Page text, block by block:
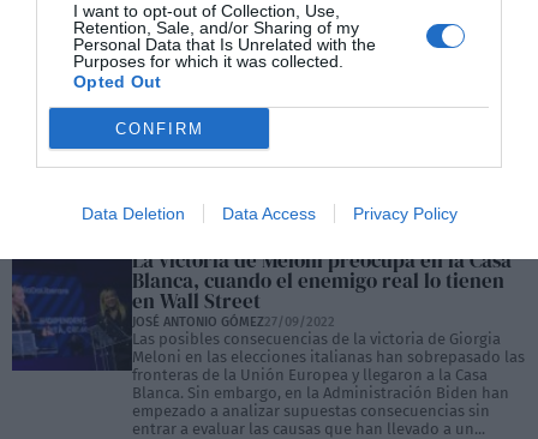
I want to opt-out of Collection, Use,
Retention, Sale, and/or Sharing of my
Personal Data that Is Unrelated with the
Purposes for which it was collected.
Opted Out
CONFIRM
Data Deletion Data Access Privacy Policy
y de la clase política a la hora de proteger al pueblo
frente a los abusos de los poderosos, de esas grandes
fortunas, bancos, castas...
Con la de listos que hay en la izquierda
cómo puede ganar Meloni
SANTIAGO APARICIO
Al final la coalición de derechas venció en las
con 65 diputados y Silvio Berlusconi de Forza Italia con
45 curules. Por la izquierda...
La victoria de Meloni preocupa en la Casa
Blanca, cuando el enemigo real lo tienen
en Wall Street
JOSÉ ANTONIO GÓMEZ27/09/2022
Las posibles consecuencias de la victoria de Giorgia
Meloni en las elecciones italianas han sobrepasado las
fronteras de la Unión Europea y llegaron a la Casa
Blanca. Sin embargo, en la Administración Biden han
empezado a analizar supuestas consecuencias sin
entrar a evaluar las causas que han llevado a un...